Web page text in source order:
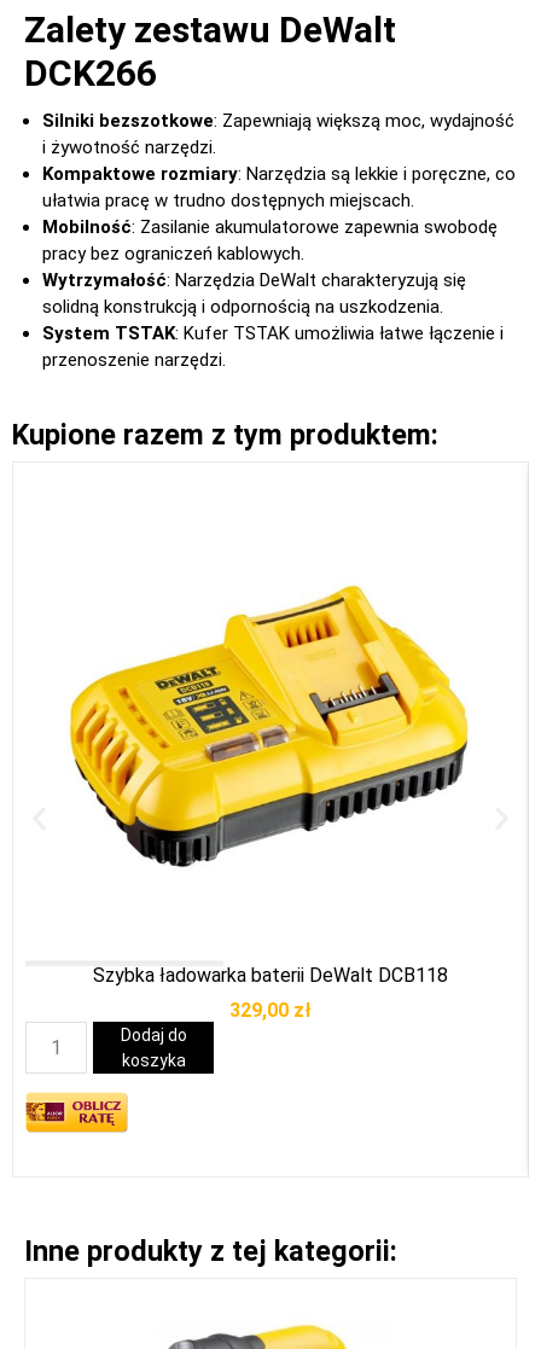
Zalety zestawu DeWalt
DCK266
Silniki bezszotkowe: Zapewniają większą moc, wydajność
i żywotność narzędzi.
Kompaktowe rozmiary: Narzędzia są lekkie i poręczne, co
ułatwia pracę w trudno dostępnych miejscach.
Mobilność: Zasilanie akumulatorowe zapewnia swobodę
pracy bez ograniczeń kablowych.
Wytrzymałość: Narzędzia DeWalt charakteryzują się
solidną konstrukcją i odpornością na uszkodzenia.
System TSTAK: Kufer TSTAK umożliwia łatwe łączenie i
przenoszenie narzędzi.
Kupione razem z tym produktem:
Szybka ładowarka baterii DeWalt DCB118
329,00 zł
Dodaj do
koszyka
Inne produkty z tej kategorii: